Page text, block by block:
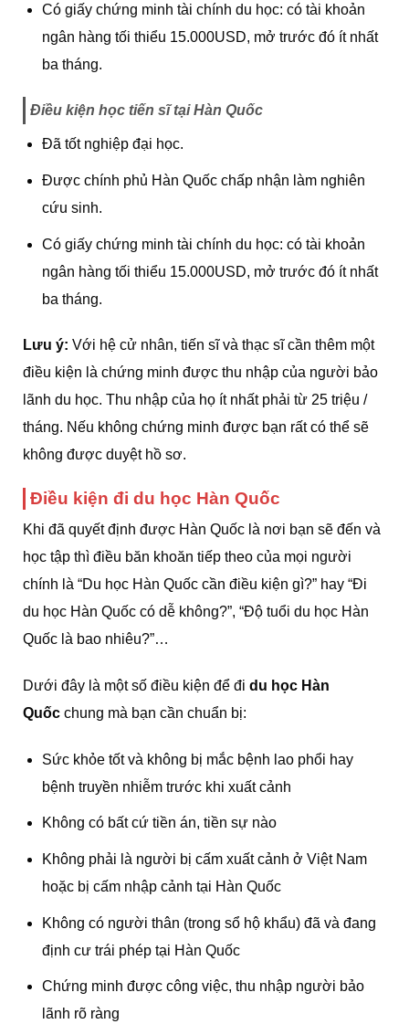
Có giấy chứng minh tài chính du học: có tài khoản
ngân hàng tối thiểu 15.000USD, mở trước đó ít nhất
ba tháng.
Điều kiện học tiến sĩ tại Hàn Quốc
Đã tốt nghiệp đại học.
Được chính phủ Hàn Quốc chấp nhận làm nghiên
cứu sinh.
Có giấy chứng minh tài chính du học: có tài khoản
ngân hàng tối thiểu 15.000USD, mở trước đó ít nhất
ba tháng.
Lưu ý: Với hệ cử nhân, tiến sĩ và thạc sĩ cần thêm một
điều kiện là chứng minh được thu nhập của người bảo
lãnh du học. Thu nhập của họ ít nhất phải từ 25 triệu /
tháng. Nếu không chứng minh được bạn rất có thể sẽ
không được duyệt hồ sơ.
Điều kiện đi du học Hàn Quốc
Khi đã quyết định được Hàn Quốc là nơi bạn sẽ đến và
học tập thì điều băn khoăn tiếp theo của mọi người
chính là “Du học Hàn Quốc cần điều kiện gì?” hay “Đi
du học Hàn Quốc có dễ không?”, “Độ tuổi du học Hàn
Quốc là bao nhiêu?”…
Dưới đây là một số điều kiện để đi du học Hàn
Quốc chung mà bạn cần chuẩn bị:
Sức khỏe tốt và không bị mắc bệnh lao phổi hay
bệnh truyền nhiễm trước khi xuất cảnh
Không có bất cứ tiền án, tiền sự nào
Không phải là người bị cấm xuất cảnh ở Việt Nam
hoặc bị cấm nhập cảnh tại Hàn Quốc
Không có người thân (trong sổ hộ khẩu) đã và đang
định cư trái phép tại Hàn Quốc
Chứng minh được công việc, thu nhập người bảo
lãnh rõ ràng